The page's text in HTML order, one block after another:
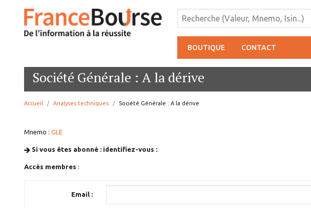
BOUTIQUE CONTACT
Société Générale : A la dérive
Accueil Analyses techniques page:
Société Générale : A la dérive
Mnemo : GLE
Si vous êtes abonné : identifiez-vous :
Accès membres :
Email :